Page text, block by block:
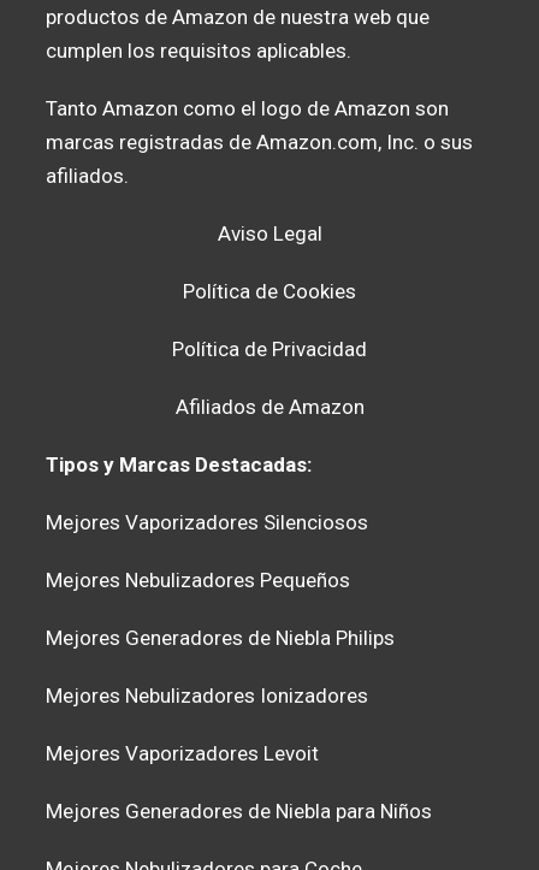
productos de Amazon de nuestra web que
cumplen los requisitos aplicables.
Tanto Amazon como el logo de Amazon son
marcas registradas de Amazon.com, Inc. o sus
afiliados.
Aviso Legal
Política de Cookies
Política de Privacidad
Afiliados de Amazon
Tipos y Marcas Destacadas:
Mejores Vaporizadores Silenciosos
Mejores Nebulizadores Pequeños
Mejores Generadores de Niebla Philips
Mejores Nebulizadores Ionizadores
Mejores Vaporizadores Levoit
Mejores Generadores de Niebla para Niños